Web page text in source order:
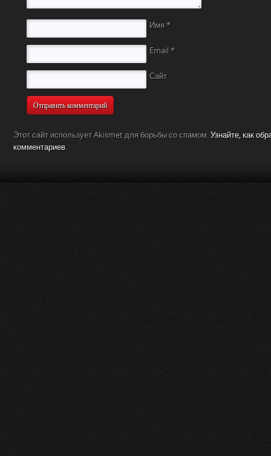
Имя *
Email *
Сайт
Этот сайт использует Akismet для борьбы со спамом. Узнайте, как
комментариев.